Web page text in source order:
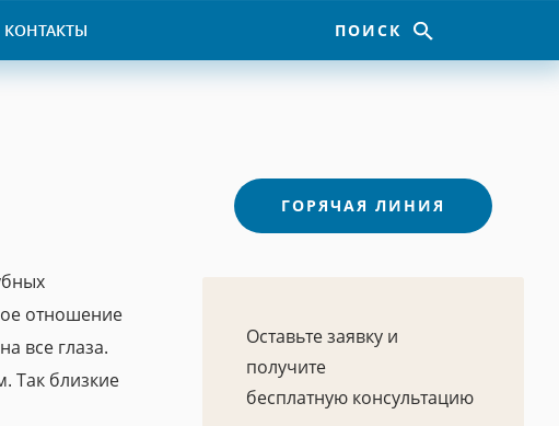
КОНТАКТЫ ПОИСК
отношение
все глаза.
Так близкие
ГОРЯЧАЯ ЛИНИЯ
Оставьте заявку и
получите
бесплатную консультацию